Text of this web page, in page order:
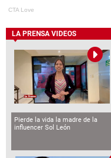
LA PRENSA VIDEOS
Pierde la vida la madre de la
influencer Sol León